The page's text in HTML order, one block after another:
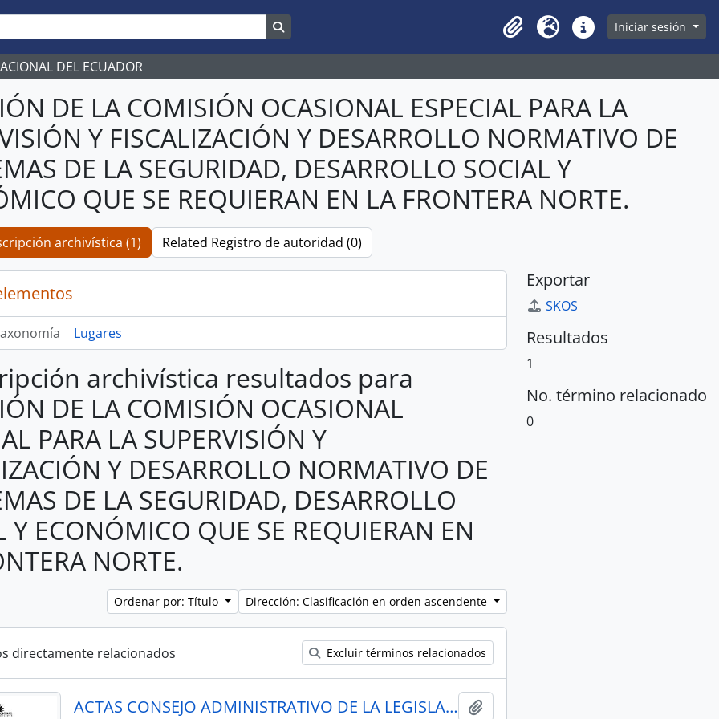
Clipboard
Idioma Enlaces rápidos
Iniciar sesión
DEL ECUADOR
DE LA COMISIÓN OCASIONAL ESPECIAL PARA LA
Y FISCALIZACIÓN Y DESARROLLO NORMATIVO DE
DE LA SEGURIDAD, DESARROLLO SOCIAL Y
QUE SE REQUIERAN EN LA FRONTERA NORTE.
archivística (1) Related Registro de autoridad (0)
Lugares
archivística resultados para
DE LA COMISIÓN OCASIONAL
PARA LA SUPERVISIÓN Y
Y DESARROLLO NORMATIVO DE
DE LA SEGURIDAD, DESARROLLO
Y ECONÓMICO QUE SE REQUIERAN EN
NORTE.
Ordenar por: Título Dirección: Clasificación en orden ascendente
directamente relacionados Excluir términos relacionados
ACTAS CONSEJO ADMINISTRATIVO DE LA LEGISLATURA-CAL 2017-2019
Exportar
SKOS
Resultados
1
No. término relacionado
0